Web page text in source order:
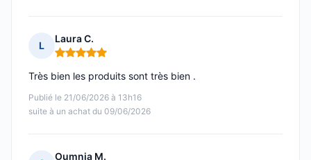
L
Laura C.
Note : 5 sur 5
Publié le 21/06/2026 à 13h16
suite à un achat du 09/06/2026
Très bien les produits sont très bien .
Oumnia M.